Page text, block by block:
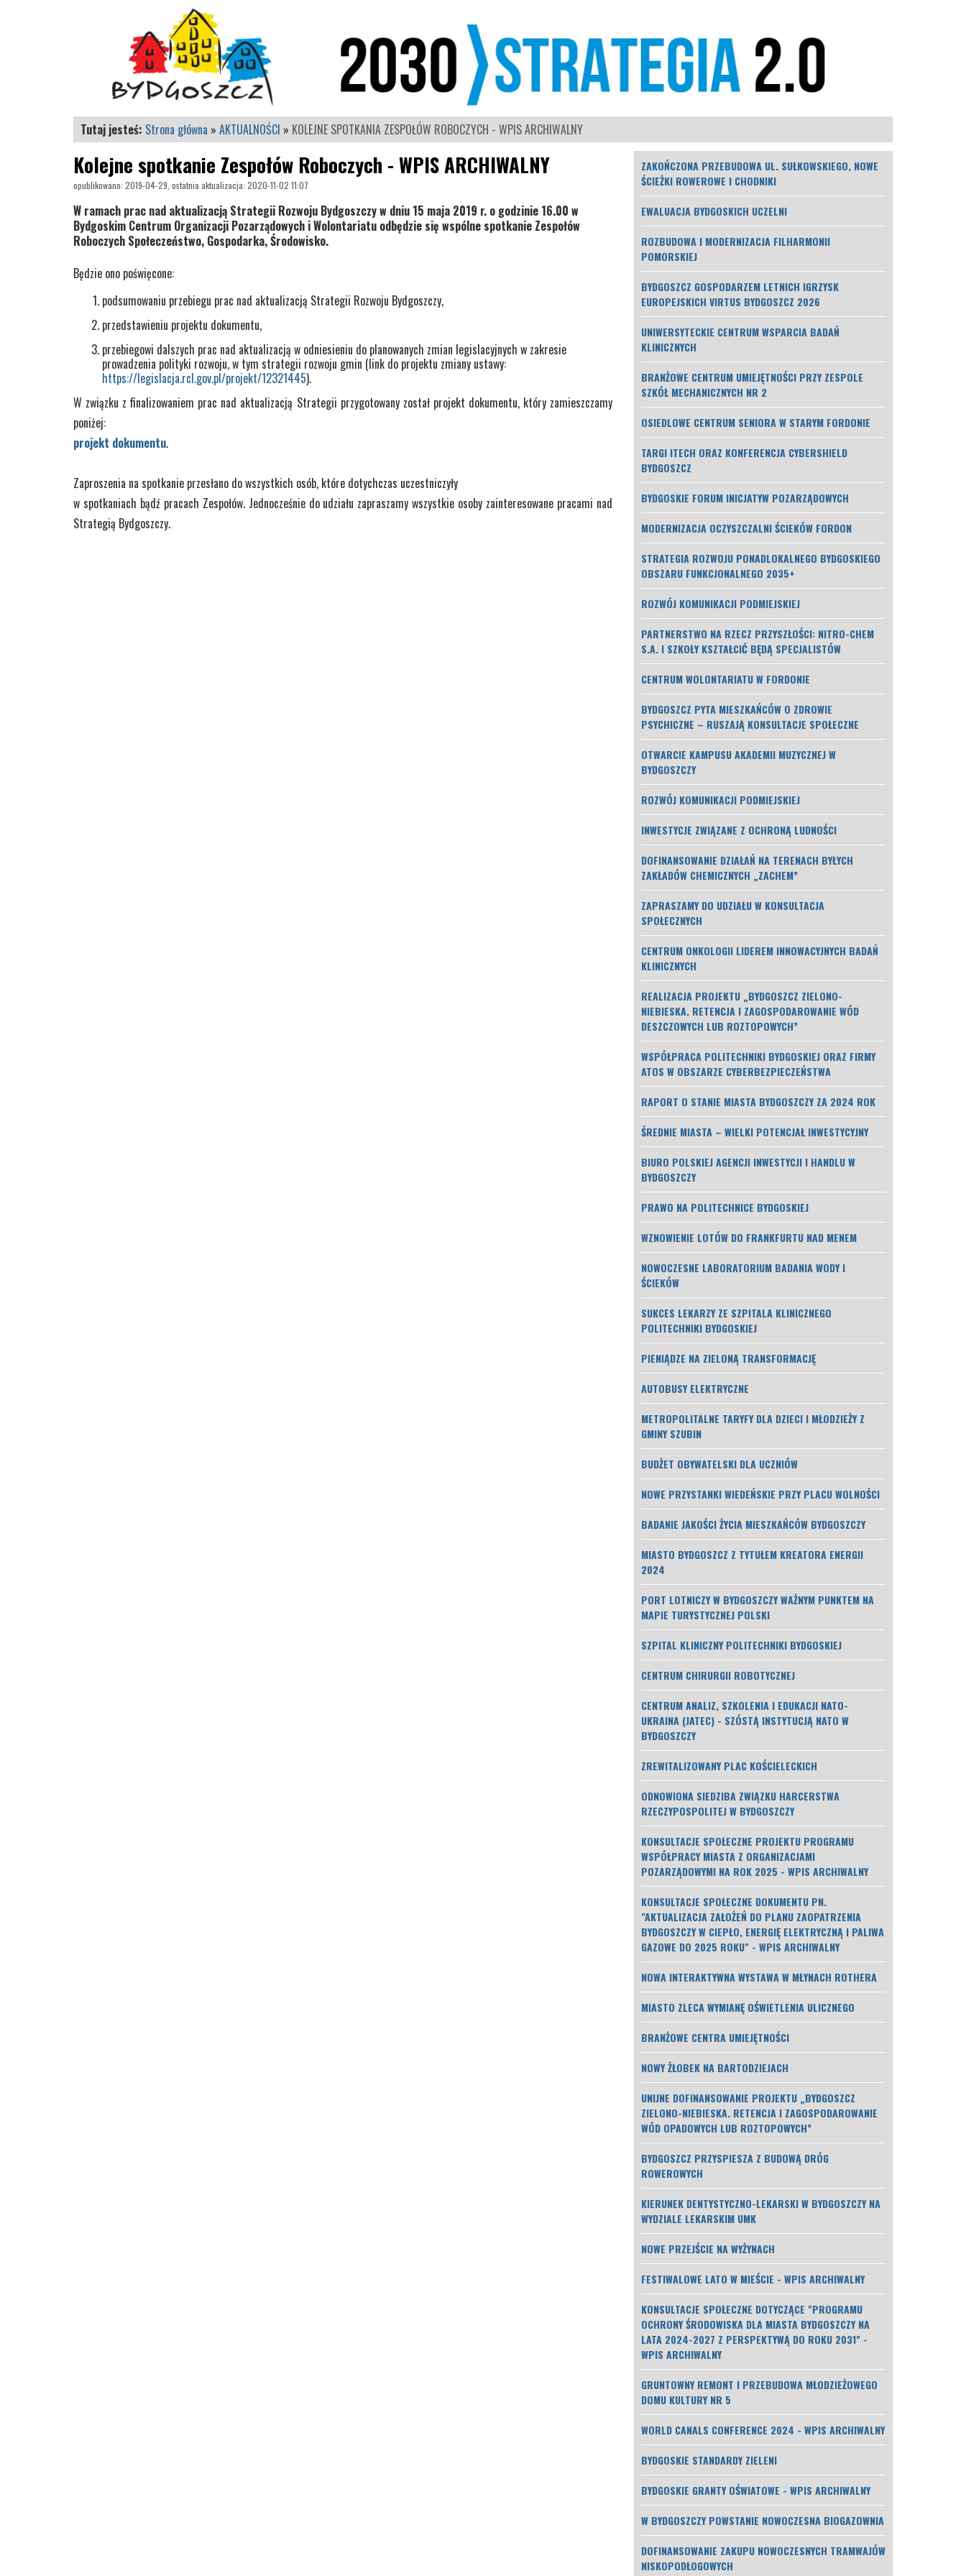
Tutaj jesteś: Strona główna » AKTUALNOŚCI » KOLEJNE SPOTKANIA ZESPOŁÓW ROBOCZYCH - WPIS ARCHIWALNY
Kolejne spotkanie Zespołów Roboczych - WPIS ARCHIWALNY
opublikowano: 2019-04-29, ostatnia aktualizacja: 2020-11-02 11:07
W ramach prac nad aktualizacją Strategii Rozwoju Bydgoszczy w dniu 15 maja 2019 r. o godzinie 16.00 w
Bydgoskim Centrum Organizacji Pozarządowych i Wolontariatu odbędzie się wspólne spotkanie Zespołów
Roboczych Społeczeństwo, Gospodarka, Środowisko.
Będzie ono poświęcone:
podsumowaniu przebiegu prac nad aktualizacją Strategii Rozwoju Bydgoszczy,
przedstawieniu projektu dokumentu,
przebiegowi dalszych prac nad aktualizacją w odniesieniu do planowanych zmian legislacyjnych w zakresie
prowadzenia polityki rozwoju, w tym strategii rozwoju gmin (link do projektu zmiany ustawy:
https://legislacja.rcl.gov.pl/projekt/12321445).
W związku z finalizowaniem prac nad aktualizacją Strategii przygotowany został projekt dokumentu, który zamieszczamy
poniżej:
projekt dokumentu.
Zaproszenia na spotkanie przesłano do wszystkich osób, które dotychczas uczestniczyły
w spotkaniach bądź pracach Zespołów. Jednocześnie do udziału zapraszamy wszystkie osoby zainteresowane pracami nad
Strategią Bydgoszczy.
ZAKOŃCZONA PRZEBUDOWA UL. SUŁKOWSKIEGO, NOWE
ŚCIEŻKI ROWEROWE I CHODNIKI
EWALUACJA BYDGOSKICH UCZELNI
ROZBUDOWA I MODERNIZACJA FILHARMONII
POMORSKIEJ
BYDGOSZCZ GOSPODARZEM LETNICH IGRZYSK
EUROPEJSKICH VIRTUS BYDGOSZCZ 2026
UNIWERSYTECKIE CENTRUM WSPARCIA BADAŃ
KLINICZNYCH
BRANŻOWE CENTRUM UMIEJĘTNOŚCI PRZY ZESPOLE
SZKÓŁ MECHANICZNYCH NR 2
OSIEDLOWE CENTRUM SENIORA W STARYM FORDONIE
TARGI ITECH ORAZ KONFERENCJA CYBERSHIELD
BYDGOSZCZ
BYDGOSKIE FORUM INICJATYW POZARZĄDOWYCH
MODERNIZACJA OCZYSZCZALNI ŚCIEKÓW FORDON
STRATEGIA ROZWOJU PONADLOKALNEGO BYDGOSKIEGO
OBSZARU FUNKCJONALNEGO 2035+
ROZWÓJ KOMUNIKACJI PODMIEJSKIEJ
PARTNERSTWO NA RZECZ PRZYSZŁOŚCI: NITRO-CHEM
S.A. I SZKOŁY KSZTAŁCIĆ BĘDĄ SPECJALISTÓW
CENTRUM WOLONTARIATU W FORDONIE
BYDGOSZCZ PYTA MIESZKAŃCÓW O ZDROWIE
PSYCHICZNE – RUSZAJĄ KONSULTACJE SPOŁECZNE
OTWARCIE KAMPUSU AKADEMII MUZYCZNEJ W
BYDGOSZCZY
ROZWÓJ KOMUNIKACJI PODMIEJSKIEJ
INWESTYCJE ZWIĄZANE Z OCHRONĄ LUDNOŚCI
DOFINANSOWANIE DZIAŁAŃ NA TERENACH BYŁYCH
ZAKŁADÓW CHEMICZNYCH „ZACHEM”
ZAPRASZAMY DO UDZIAŁU W KONSULTACJA
SPOŁECZNYCH
CENTRUM ONKOLOGII LIDEREM INNOWACYJNYCH BADAŃ
KLINICZNYCH
REALIZACJA PROJEKTU „BYDGOSZCZ ZIELONO-
NIEBIESKA. RETENCJA I ZAGOSPODAROWANIE WÓD
DESZCZOWYCH LUB ROZTOPOWYCH”
WSPÓŁPRACA POLITECHNIKI BYDGOSKIEJ ORAZ FIRMY
ATOS W OBSZARZE CYBERBEZPIECZEŃSTWA
RAPORT O STANIE MIASTA BYDGOSZCZY ZA 2024 ROK
ŚREDNIE MIASTA – WIELKI POTENCJAŁ INWESTYCYJNY
BIURO POLSKIEJ AGENCJI INWESTYCJI I HANDLU W
BYDGOSZCZY
PRAWO NA POLITECHNICE BYDGOSKIEJ
WZNOWIENIE LOTÓW DO FRANKFURTU NAD MENEM
NOWOCZESNE LABORATORIUM BADANIA WODY I
ŚCIEKÓW
SUKCES LEKARZY ZE SZPITALA KLINICZNEGO
POLITECHNIKI BYDGOSKIEJ
PIENIĄDZE NA ZIELONĄ TRANSFORMACJĘ
AUTOBUSY ELEKTRYCZNE
METROPOLITALNE TARYFY DLA DZIECI I MŁODZIEŻY Z
GMINY SZUBIN
BUDŻET OBYWATELSKI DLA UCZNIÓW
NOWE PRZYSTANKI WIEDEŃSKIE PRZY PLACU WOLNOŚCI
BADANIE JAKOŚCI ŻYCIA MIESZKAŃCÓW BYDGOSZCZY
MIASTO BYDGOSZCZ Z TYTUŁEM KREATORA ENERGII
2024
PORT LOTNICZY W BYDGOSZCZY WAŻNYM PUNKTEM NA
MAPIE TURYSTYCZNEJ POLSKI
SZPITAL KLINICZNY POLITECHNIKI BYDGOSKIEJ
CENTRUM CHIRURGII ROBOTYCZNEJ
CENTRUM ANALIZ, SZKOLENIA I EDUKACJI NATO-
UKRAINA (JATEC) - SZÓSTĄ INSTYTUCJĄ NATO W
BYDGOSZCZY
ZREWITALIZOWANY PLAC KOŚCIELECKICH
ODNOWIONA SIEDZIBA ZWIĄZKU HARCERSTWA
RZECZYPOSPOLITEJ W BYDGOSZCZY
KONSULTACJE SPOŁECZNE PROJEKTU PROGRAMU
WSPÓŁPRACY MIASTA Z ORGANIZACJAMI
POZARZĄDOWYMI NA ROK 2025 - WPIS ARCHIWALNY
KONSULTACJE SPOŁECZNE DOKUMENTU PN.
"AKTUALIZACJA ZAŁOŻEŃ DO PLANU ZAOPATRZENIA
BYDGOSZCZY W CIEPŁO, ENERGIĘ ELEKTRYCZNĄ I PALIWA
GAZOWE DO 2025 ROKU" - WPIS ARCHIWALNY
NOWA INTERAKTYWNA WYSTAWA W MŁYNACH ROTHERA
MIASTO ZLECA WYMIANĘ OŚWIETLENIA ULICZNEGO
BRANŻOWE CENTRA UMIEJĘTNOŚCI
NOWY ŻŁOBEK NA BARTODZIEJACH
UNIJNE DOFINANSOWANIE PROJEKTU „BYDGOSZCZ
ZIELONO-NIEBIESKA. RETENCJA I ZAGOSPODAROWANIE
WÓD OPADOWYCH LUB ROZTOPOWYCH”
BYDGOSZCZ PRZYSPIESZA Z BUDOWĄ DRÓG
ROWEROWYCH
KIERUNEK DENTYSTYCZNO-LEKARSKI W BYDGOSZCZY NA
WYDZIALE LEKARSKIM UMK
NOWE PRZEJŚCIE NA WYŻYNACH
FESTIWALOWE LATO W MIEŚCIE - WPIS ARCHIWALNY
KONSULTACJE SPOŁECZNE DOTYCZĄCE "PROGRAMU
OCHRONY ŚRODOWISKA DLA MIASTA BYDGOSZCZY NA
LATA 2024-2027 Z PERSPEKTYWĄ DO ROKU 2031" -
WPIS ARCHIWALNY
GRUNTOWNY REMONT I PRZEBUDOWA MŁODZIEŻOWEGO
DOMU KULTURY NR 5
WORLD CANALS CONFERENCE 2024 - WPIS ARCHIWALNY
BYDGOSKIE STANDARDY ZIELENI
BYDGOSKIE GRANTY OŚWIATOWE - WPIS ARCHIWALNY
W BYDGOSZCZY POWSTANIE NOWOCZESNA BIOGAZOWNIA
DOFINANSOWANIE ZAKUPU NOWOCZESNYCH TRAMWAJÓW
NISKOPODŁOGOWYCH